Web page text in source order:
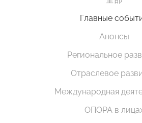
Главные
Анонсы
Региональное
Отраслевое
Международная
ОПОРА в